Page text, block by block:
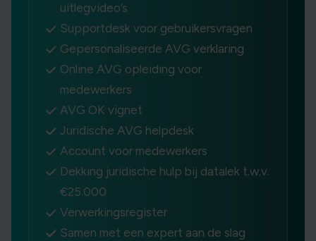
uitlegvideo’s
Supportdesk voor gebruikersvragen
Gepersonaliseerde AVG verklaring
Online AVG opleiding voor
medewerkers
AVG OK vignet
Juridische AVG helpdesk
Account voor medewerkers
Dekking juridische hulp bij datalek t.w.v.
€25.000
Verwerkingsregister
Samen met een expert aan de slag